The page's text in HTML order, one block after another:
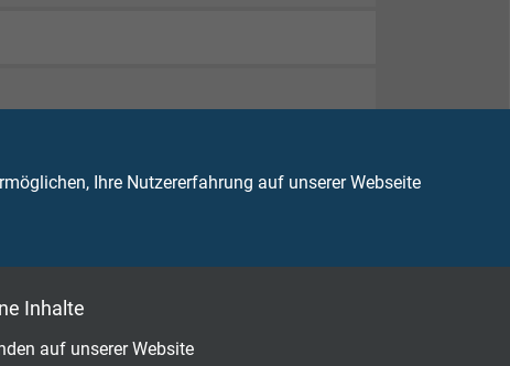
Ihre Nutzererfahrung auf unserer Webseite
Inhalte
auf unserer Website